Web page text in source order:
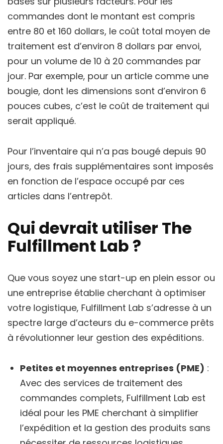
commandes dont le montant est compris
entre 80 et 160 dollars, le coût total moyen de
traitement est d’environ 8 dollars par envoi,
pour un volume de 10 à 20 commandes par
jour. Par exemple, pour un article comme une
bougie, dont les dimensions sont d’environ 6
pouces cubes, c’est le coût de traitement qui
serait appliqué.
Pour l’inventaire qui n’a pas bougé depuis 90
jours, des frais supplémentaires sont imposés
en fonction de l’espace occupé par ces
articles dans l’entrepôt.
Qui devrait utiliser The
Fulfillment Lab ?
Que vous soyez une start-up en plein essor ou
une entreprise établie cherchant à optimiser
votre logistique, Fulfillment Lab s’adresse à un
spectre large d’acteurs du e-commerce prêts
à révolutionner leur gestion des expéditions.
Petites et moyennes entreprises (PME) :
Avec des services de traitement des
commandes complets, Fulfillment Lab est
idéal pour les PME cherchant à simplifier
l’expédition et la gestion des produits sans